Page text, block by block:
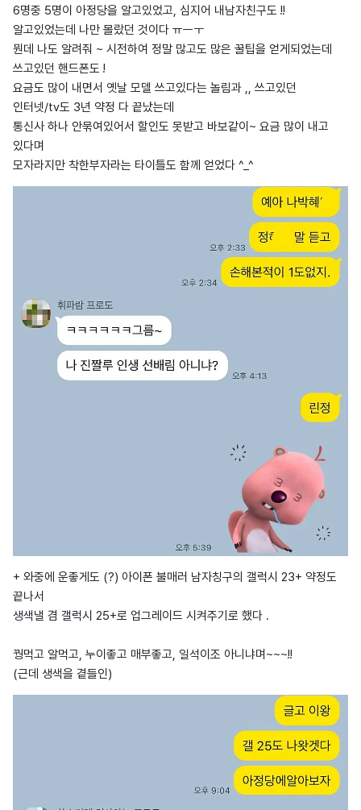
6명중 5명이 아정당을 알고있었고, 심지어 내남자친구도 !!
알고있었는데 나만 몰랐던 것이다 ㅠㅡㅜ
뭔데 나도 알려줘 ~ 시전하여 정말 많고도 많은 꿀팁을 얻게되었는데
쓰고있던 핸드폰도 !
요금도 많이 내면서 옛날 모델 쓰고있다는 놀림과 ,, 쓰고있던
인터넷/tv도 3년 약정 다 끝났는데
통신사 하나 안묶여있어서 할인도 못받고 바보같이~ 요금 많이 내고
있다며
모자라지만 착한부자라는 타이틀도 함께 얻었다 ^_^
+ 와중에 운좋게도 (?) 아이폰 불매러 남자칭구의 갤럭시 23+ 약정도
끝나서
생색낼 겸 갤럭시 25+로 업그레이드 시켜주기로 했다 .
꿩먹고 알먹고, 누이좋고 매부좋고, 일석이조 아니냐며~~~!!
(근데 생색을 곁들인)